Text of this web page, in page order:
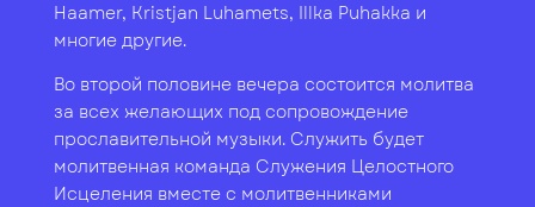
Haamer, Kristjan Luhamets, Illka Puhakka и
многие другие.
Во второй половине вечера состоится молитва
за всех желающих под сопровождение
прославительной музыки. Служить будет
молитвенная команда Служения Целостного
Исцеления вместе с молитвенниками